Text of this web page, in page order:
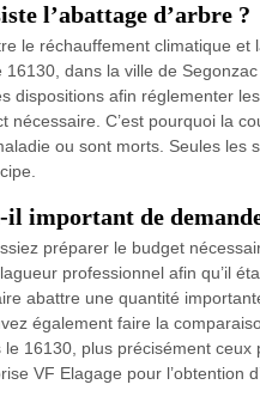
l’abattage d’arbre ?
le réchauffement climatique
16130, dans la ville de
dispositions afin réglementer
nécessaire. C’est pourquoi la
ou sont morts. Seules les
il important de
préparer le budget
professionnel afin qu’il
abattre une quantité
également faire la
le 16130, plus précisément
VF Elagage pour l’obtention